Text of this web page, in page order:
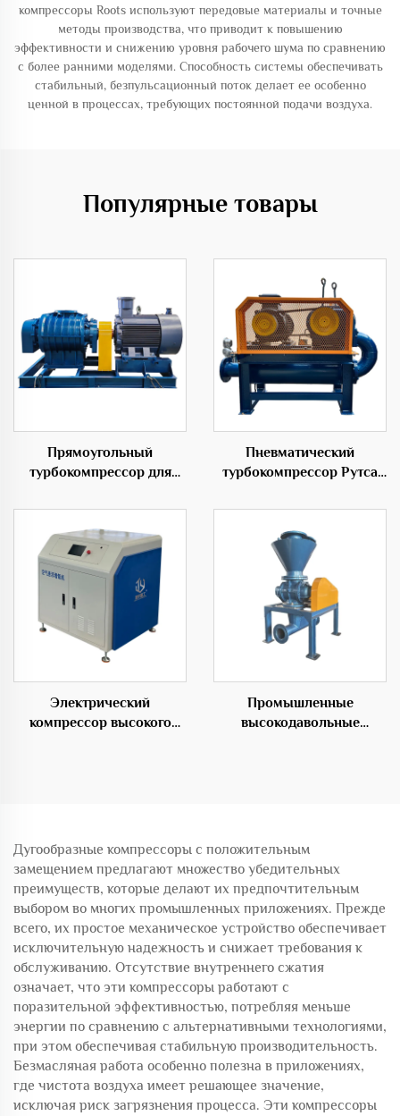
компрессоры Roots используют передовые материалы и точные
методы производства, что приводит к повышению
эффективности и снижению уровня рабочего шума по сравнению
с более ранними моделями. Способность системы обеспечивать
стабильный, безпульсационный поток делает ее особенно
ценной в процессах, требующих постоянной подачи воздуха.
Популярные товары
Прямоугольный
турбокомпрессор для
низким уровнем шума
Пневматический
турбокомпрессор Рутса
Электрический
компрессор высокого
Промышленные
высокодавольные
Дугообразные компрессоры с положительным
замещением предлагают множество убедительных
преимуществ, которые делают их предпочтительным
выбором во многих промышленных приложениях. Прежде
всего, их простое механическое устройство обеспечивает
исключительную надежность и снижает требования к
обслуживанию. Отсутствие внутреннего сжатия
означает, что эти компрессоры работают с
поразительной эффективностью, потребляя меньше
энергии по сравнению с альтернативными технологиями,
при этом обеспечивая стабильную производительность.
Безмасляная работа особенно полезна в приложениях,
где чистота воздуха имеет решающее значение,
исключая риск загрязнения процесса. Эти компрессоры